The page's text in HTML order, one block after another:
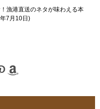
漁港直送のネタが味わえる本
7月10日
Amazon